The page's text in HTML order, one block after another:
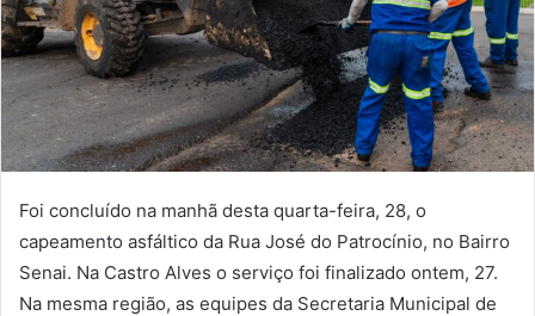
Foi concluído na manhã desta quarta-feira, 28, o
capeamento asfáltico da Rua José do Patrocínio, no Bairro
Senai. Na Castro Alves o serviço foi finalizado ontem, 27.
Na mesma região, as equipes da Secretaria Municipal de